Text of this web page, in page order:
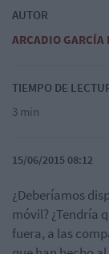
AUTOR
ARCADIO GARCÍA
TIEMPO DE
3 min
15/06/2015 08:12
¿Deberíamos
móvil? ¿Tendría
fuera, a las